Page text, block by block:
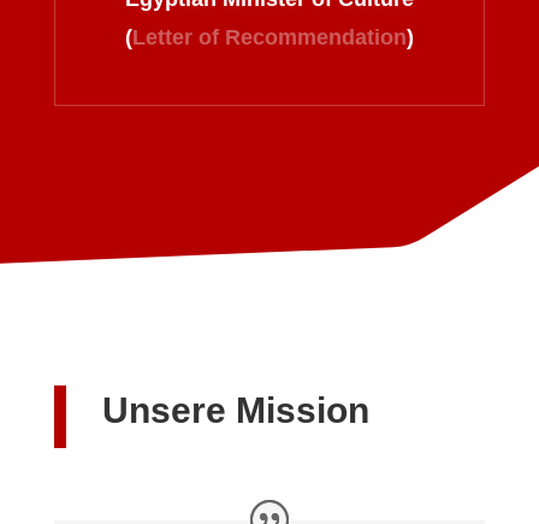
(Letter of Recommendation)
Unsere Mission